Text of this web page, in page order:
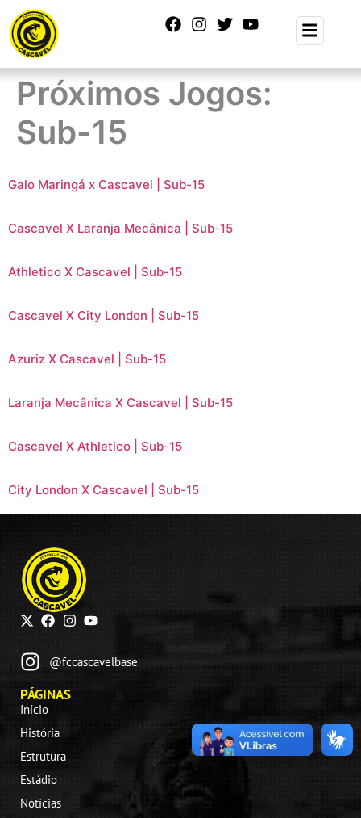
Próximos Jogos:
Sub-15
Galo Maringá x Cascavel | Sub-15
Cascavel X Laranja Mecânica | Sub-15
Athletico X Cascavel | Sub-15
Cascavel X City London | Sub-15
Azuriz X Cascavel | Sub-15
Laranja Mecânica X Cascavel | Sub-15
Cascavel X Athletico | Sub-15
City London X Cascavel | Sub-15
@fccascavelbase
PÁGINAS
Início
História
Estrutura
Estádio
Notícias